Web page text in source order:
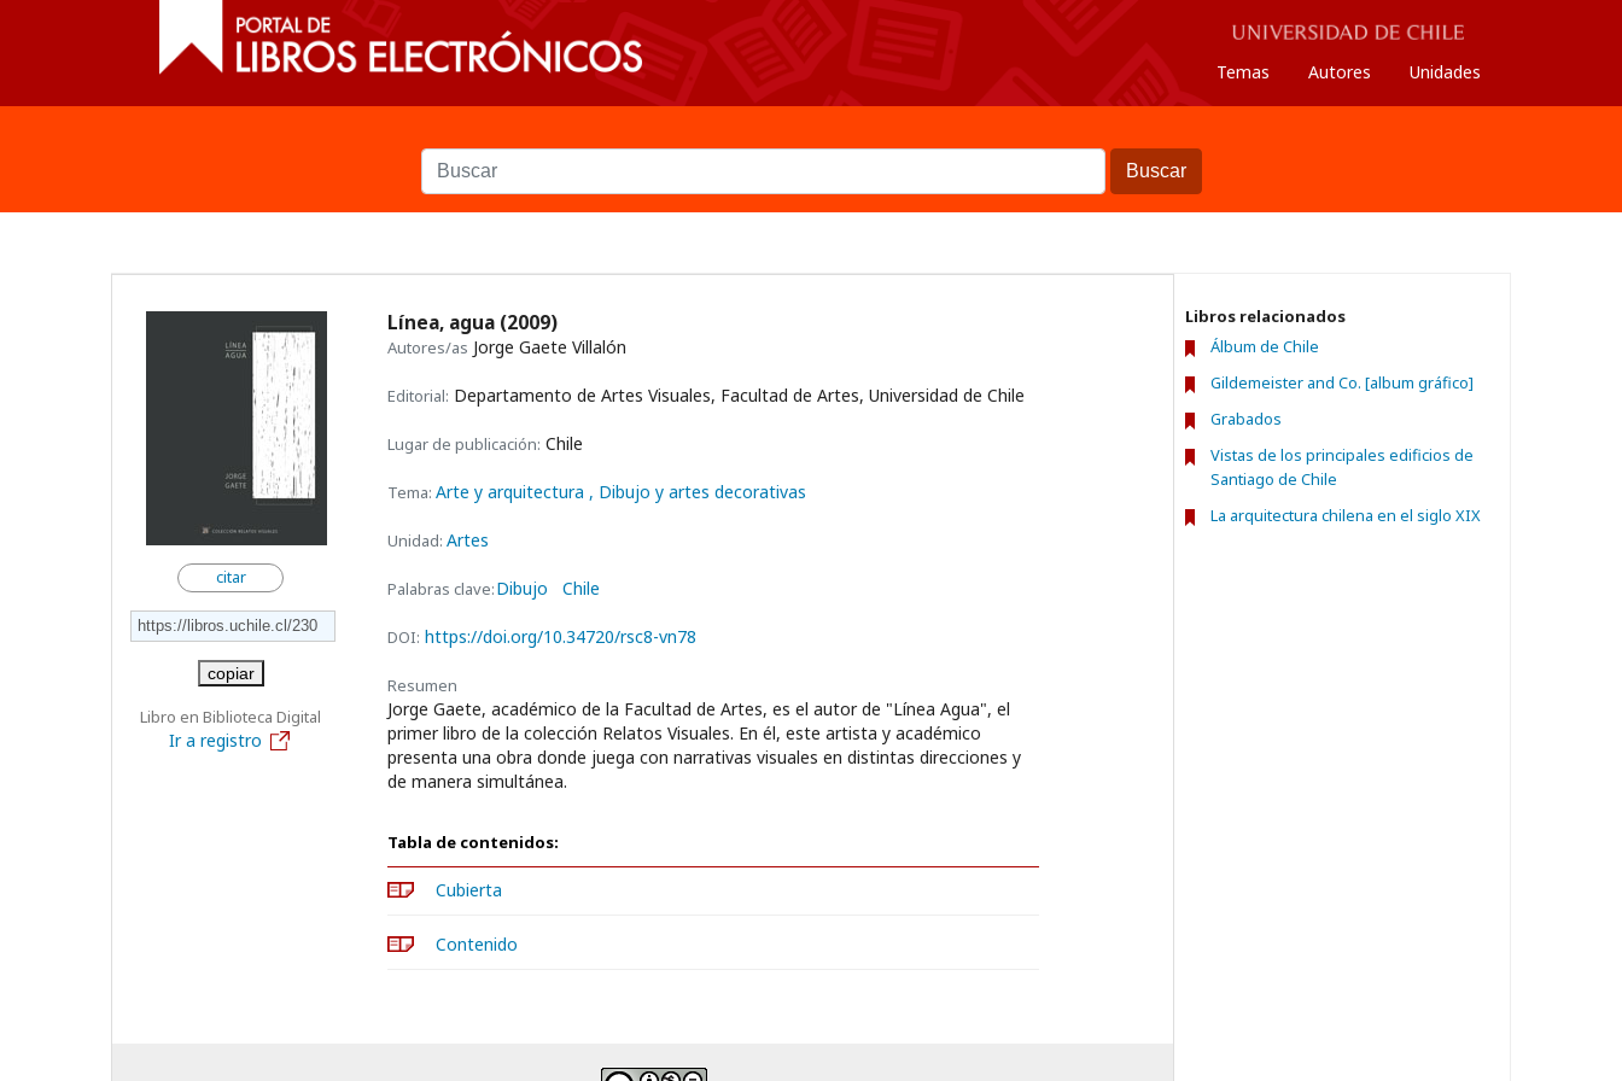
Temas Autores Unidades
Buscar
citar
copiar
Libro en Biblioteca Digital
Ir a registro
Línea, agua (2009)
Autores/as Jorge Gaete Villalón
Editorial: Departamento de Artes Visuales, Facultad de Artes, Universidad de Chile
Lugar de publicación: Chile
Tema: Arte y arquitectura , Dibujo y artes decorativas
Unidad: Artes
Palabras clave:Dibujo Chile
DOI: https://doi.org/10.34720/rsc8-vn78
Resumen
Jorge Gaete, académico de la Facultad de Artes, es el autor de "Línea Agua", el
primer libro de la colección Relatos Visuales. En él, este artista y académico
presenta una obra donde juega con narrativas visuales en distintas direcciones y
de manera simultánea.
Tabla de contenidos:
Cubierta
Contenido
Libros relacionados
Álbum de Chile
Gildemeister and Co. [album gráfico]
Grabados
Vistas de los principales edificios de
Santiago de Chile
La arquitectura chilena en el siglo XIX